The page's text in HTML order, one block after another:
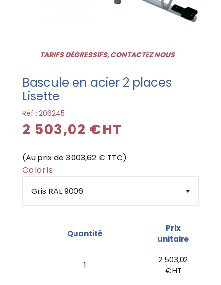
TARIFS DÉGRESSIFS, CONTACTEZ NOUS
Bascule en acier 2 places
Lisette
Réf : 206245
2 503,02 €HT
(Au prix de 3 003,62 € TTC)
Coloris
Quantité
Prix
unitaire
1
2 503,02
€ HT